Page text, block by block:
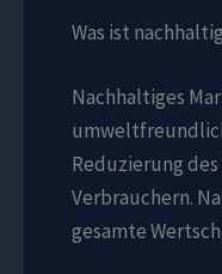
Was ist
Nachhaltiges
Reduzierung
Verbrauchern.
gesamte